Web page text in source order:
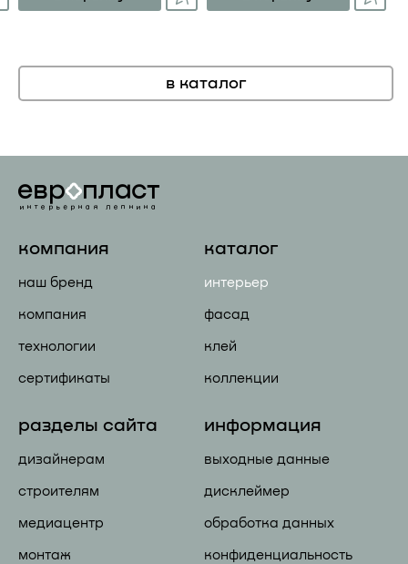
в каталог
компания
наш бренд
компания
технологии
сертификаты
каталог
интерьер
фасад
клей
коллекции
разделы сайта
дизайнерам
строителям
медиацентр
монтаж
информация
выходные данные
дисклеймер
обработка данных
конфиденциальность